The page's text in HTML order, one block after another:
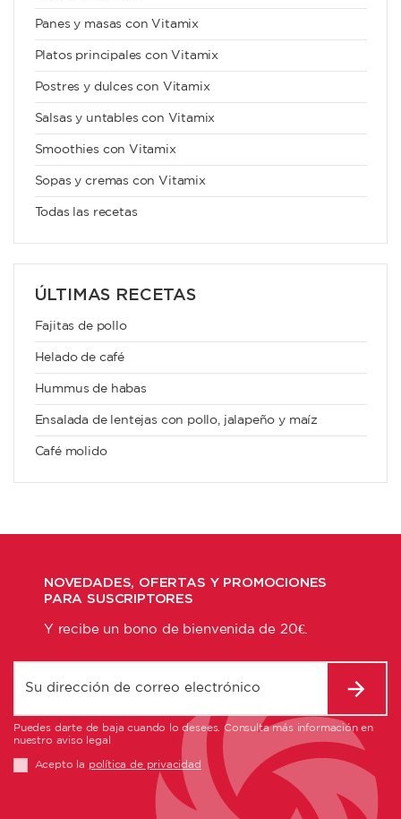
Panes y masas con Vitamix
Platos principales con Vitamix
Postres y dulces con Vitamix
Salsas y untables con Vitamix
Smoothies con Vitamix
Sopas y cremas con Vitamix
Todas las recetas
ÚLTIMAS RECETAS
Fajitas de pollo
Helado de café
Hummus de habas
Ensalada de lentejas con pollo, jalapeño y maíz
Café molido
NOVEDADES, OFERTAS Y PROMOCIONES
PARA SUSCRIPTORES
Y recibe un bono de bienvenida de 20€.
Puedes darte de baja cuando lo desees. Consulta más información en
nuestro aviso legal
Acepto la política de privacidad